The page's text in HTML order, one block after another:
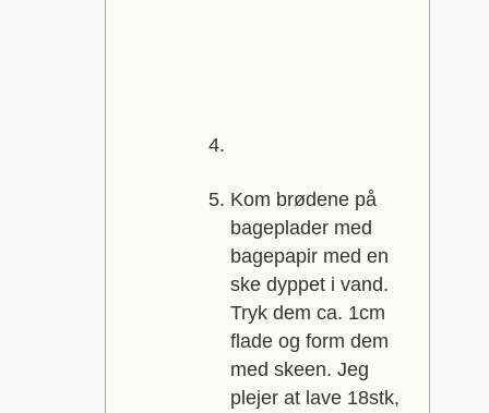
Kom brødene på
bageplader med
bagepapir med en
ske dyppet i vand.
Tryk dem ca. 1cm
flade og form dem
med skeen. Jeg
plejer at lave 18stk,